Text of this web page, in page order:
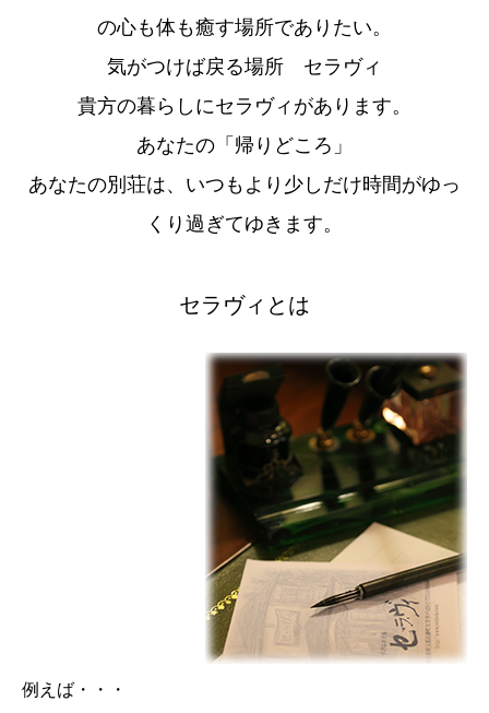
の心も体も癒す場所でありたい。
気がつけば戻る場所 セラヴィ
貴方の暮らしにセラヴィがあります。
あなたの「帰りどころ」
あなたの別荘は、いつもより少しだけ時間がゆっ
くり過ぎてゆきます。
セラヴィとは
例えば・・・